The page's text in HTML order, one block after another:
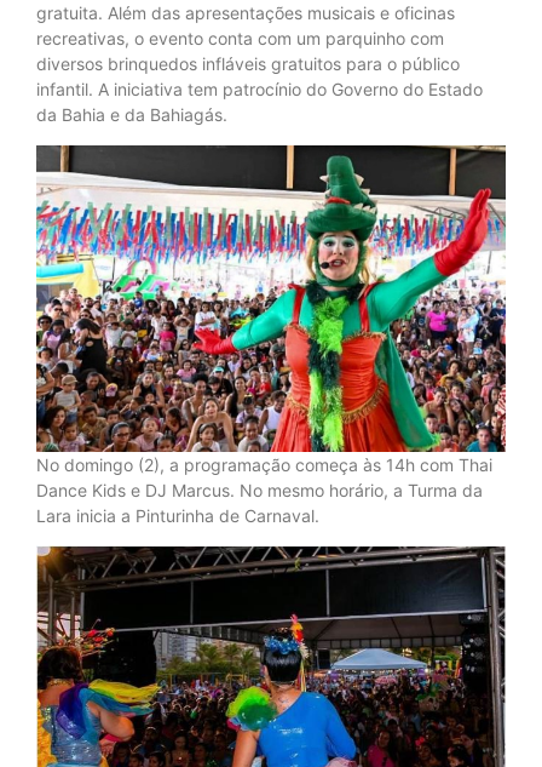
gratuita. Além das apresentações musicais e oficinas
recreativas, o evento conta com um parquinho com
diversos brinquedos infláveis gratuitos para o público
infantil. A iniciativa tem patrocínio do Governo do Estado
da Bahia e da Bahiagás.
No domingo (2), a programação começa às 14h com Thai
Dance Kids e DJ Marcus. No mesmo horário, a Turma da
Lara inicia a Pinturinha de Carnaval.